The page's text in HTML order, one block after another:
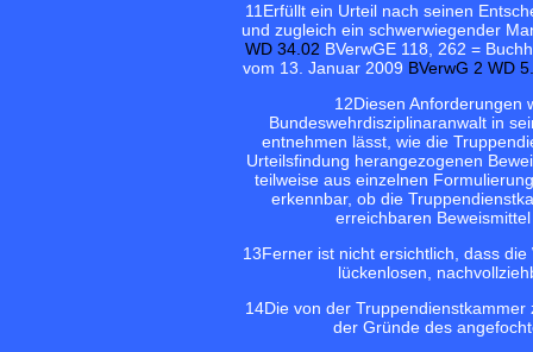
11Erfüllt ein Urteil nach seinen
und zugleich ein schwerwiegender
WD 34.02 BVerwGE 118, 262 =
vom 13. Januar 2009 BVerwG 2 WD
12Diesen Anforderungen
Bundeswehrdisziplinaranwalt in
entnehmen lässt, wie die
Urteilsfindung herangezogenen
teilweise aus einzelnen
erkennbar, ob die
erreichbaren
13Ferner ist nicht ersichtlich, dass
lückenlosen,
14Die von der
der Gründe des